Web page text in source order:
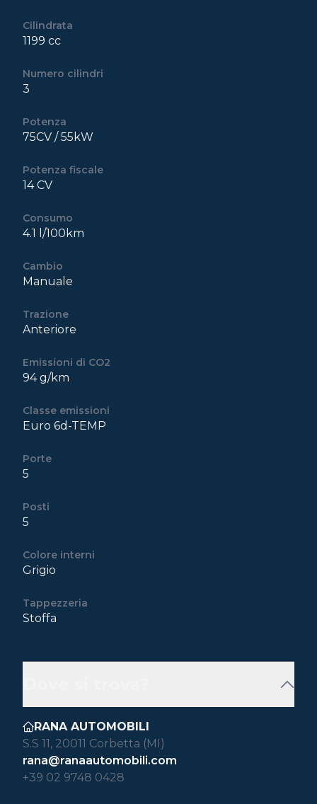
Cilindrata
1199 cc
Numero cilindri
3
Potenza
75CV / 55kW
Potenza fiscale
14 CV
Consumo
4.1 l/100km
Cambio
Manuale
Trazione
Anteriore
Emissioni di CO2
94 g/km
Classe emissioni
Euro 6d-TEMP
Porte
5
Posti
5
Colore interni
Grigio
Tappezzeria
Stoffa
RANA AUTOMOBILI
S.S 11, 20011 Corbetta (MI)
rana@ranaautomobili.com
+39 02 9748 0428